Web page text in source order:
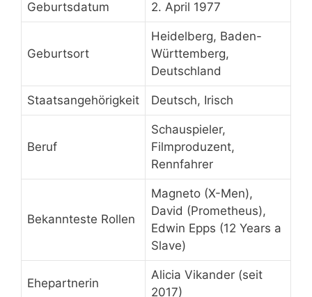
Geburtsdatum 2. April 1977
Geburtsort
Heidelberg, Baden-
Württemberg,
Deutschland
Staatsangehörigkeit Deutsch, Irisch
Beruf
Schauspieler,
Filmproduzent,
Rennfahrer
Bekannteste Rollen
Magneto (X-Men),
David (Prometheus),
Edwin Epps (12 Years a
Slave)
Ehepartnerin
Alicia Vikander (seit
2017)